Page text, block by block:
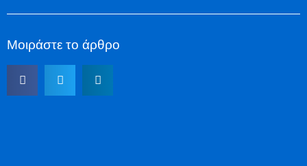
Μοιράστε το άρθρο